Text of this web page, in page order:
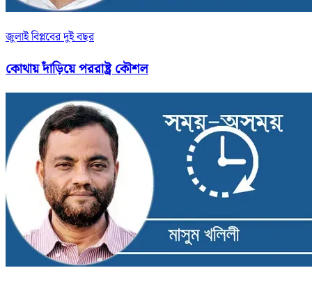
জুলাই বিপ্লবের দুই বছর
কোথায় দাঁড়িয়ে পররাষ্ট্র কৌশল